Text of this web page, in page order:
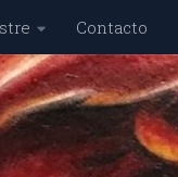
Contacto